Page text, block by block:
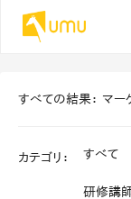
すべての結果： マー
カテゴリ ： すべて
研修講